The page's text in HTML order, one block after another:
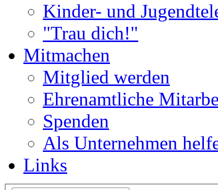
Kinder- und
"Trau dich!"
Mitmachen
Mitglied werden
Ehrenamtliche
Spenden
Als Unternehmen
Links